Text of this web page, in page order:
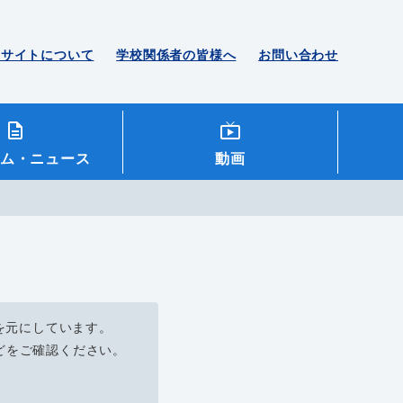
イトについて 学校関係者の皆様へ お問い合わせ
・ニュース 動画
にしています。
ご確認ください。